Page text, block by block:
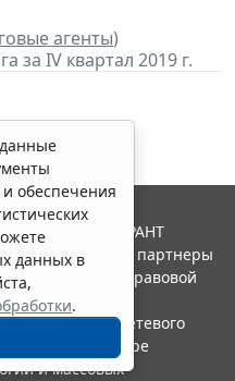
агенты)
за IV квартал 2019 г.
обеспечения
данных в
.
Система ГАРАНТ
"Гарант" и ее партнеры
ассоциации правовой
в качестве сетевого
надзору в сфере
и массовых